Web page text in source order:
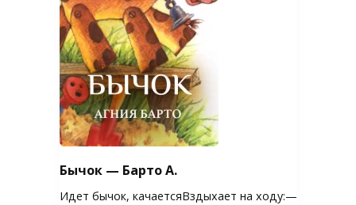
Бычок — Барто А.
Идет бычок, качаетсяВздыхает на ходу:—